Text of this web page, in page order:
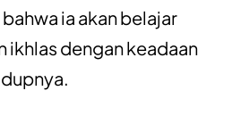
ia akan belajar
ikhlas dengan keadaan